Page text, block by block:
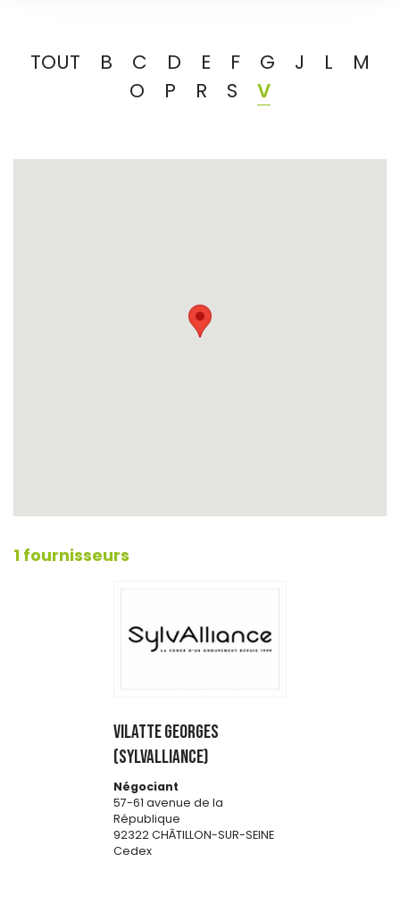
TOUT B C D E F G J L
M
O
P R S V
1 fournisseurs
VILATTE GEORGES
(SYLVALLIANCE)
Négociant
57-61 avenue de la
République
92322 CHÂTILLON-SUR-SEINE
Cedex